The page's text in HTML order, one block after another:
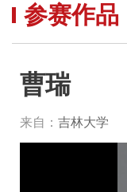
参赛作品
曹瑞
来自： 吉林大学